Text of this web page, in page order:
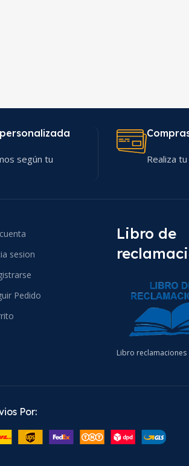
según tu
Realiza
sesion
Pedido
Libro de
Libro reclamaciones
Por: